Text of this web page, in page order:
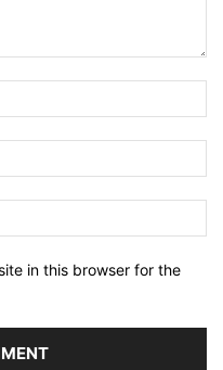
in this browser for the